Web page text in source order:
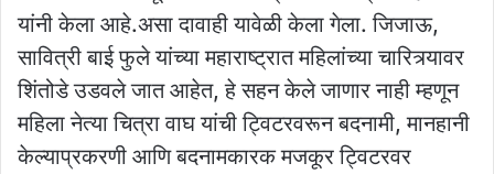
यांनी केला आहे.असा दावाही यावेळी केला गेला. जिजाऊ,
सावित्री बाई फुले यांच्या महाराष्ट्रात महिलांच्या चारित्र्यावर
शिंतोडे उडवले जात आहेत, हे सहन केले जाणार नाही म्हणून
महिला नेत्या चित्रा वाघ यांची ट्विटरवरून बदनामी, मानहानी
केल्याप्रकरणी आणि बदनामकारक मजकूर ट्विटरवर